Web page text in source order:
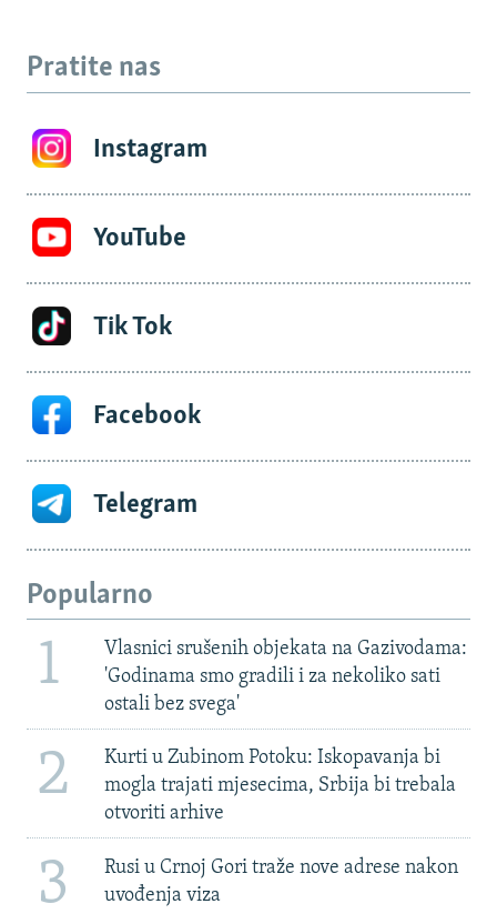
Pratite nas
Instagram
YouTube
Tik Tok
Facebook
Telegram
Popularno
1
Vlasnici srušenih objekata na Gazivodama:
'Godinama smo gradili i za nekoliko sati
ostali bez svega'
2
Kurti u Zubinom Potoku: Iskopavanja bi
mogla trajati mjesecima, Srbija bi trebala
otvoriti arhive
3
Rusi u Crnoj Gori traže nove adrese nakon
uvođenja viza